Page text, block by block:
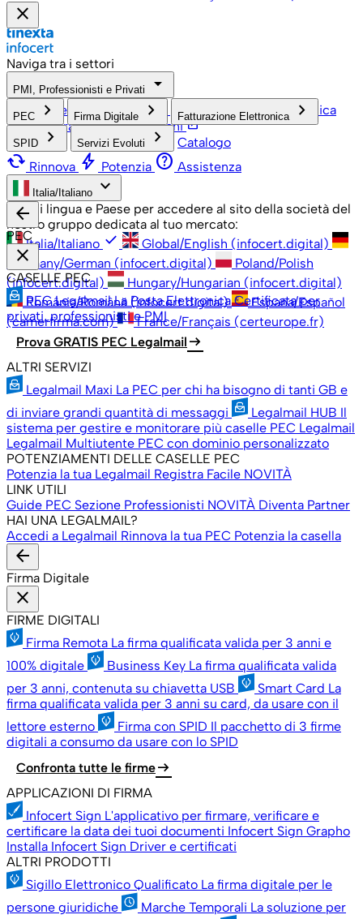
close
Naviga tra i settori
PMI, Professionisti e Privati arrow_drop_down
PMI, Professionisti e Privati check Grandi Aziende
Pubblica
Amministrazione Associazioni open_in_new
PEC keyboard_arrow_right Firma Digitale keyboard_arrow_right Fatturazione Elettronica keyboard_arrow_right
SPID keyboard_arrow_right Servizi Evoluti keyboard_arrow_right Catalogo
cached Rinnova bolt Potenzia help Assistenza
Italia/Italiano keyboard_arrow_down
Scegli lingua e Paese per accedere al sito della società del
nostro gruppo dedicata al tuo mercato:
Italia/Italiano check
Global/English (infocert.digital)
Germany/German (infocert.digital)
Poland/Polish
(infocert.digital)
Hungary/Hungarian (infocert.digital)
România/Română (infocert.digital)
España/Español
(camerfirma.com)
France/Français (certeurope.fr)
arrow_back
PEC
close
CASELLE PEC
PEC Legalmail La Posta Elettronica Certificata per
privati, professionisti e PMI
Prova GRATIS PEC Legalmail arrow_right_alt
ALTRI SERVIZI
Legalmail Maxi La PEC per chi ha bisogno di tanti GB e
di inviare grandi quantità di messaggi
Legalmail HUB Il
sistema per gestire e monitorare più caselle PEC Legalmail
Legalmail Multiutente PEC con dominio personalizzato
POTENZIAMENTI DELLE CASELLE PEC
Potenzia la tua Legalmail Registra Facile NOVITÀ
LINK UTILI
Guide PEC Sezione Professionisti NOVITÀ Diventa Partner
HAI UNA LEGALMAIL?
Accedi a Legalmail Rinnova la tua PEC Potenzia la casella
arrow_back
Firma Digitale
close
FIRME DIGITALI
Firma Remota La firma qualificata valida per 3 anni e
100% digitale
Business Key La firma qualificata valida
per 3 anni, contenuta su chiavetta USB
Smart Card La
firma qualificata valida per 3 anni su card, da usare con il
lettore esterno
Firma con SPID Il pacchetto di 3 firme
digitali a consumo da usare con lo SPID
Confronta tutte le firmearrow_right_alt
APPLICAZIONI DI FIRMA
Infocert Sign L'applicativo per firmare, verificare e
certificare la data dei tuoi documenti Infocert Sign Grapho
Installa Infocert Sign Driver e certificati
ALTRI PRODOTTI
Sigillo Elettronico Qualificato La firma digitale per le
persone giuridiche
Marche Temporali La soluzione per